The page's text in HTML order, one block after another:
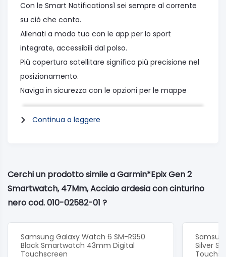
Con le Smart Notifications1 sei sempre al corrente
su ciò che conta.
Allenati a modo tuo con le app per lo sport
integrate, accessibili dal polso.
Più copertura satellitare significa più precisione nel
posizionamento.
Naviga in sicurezza con le opzioni per le mappe
TopoActive disponibili al polso.
sole.
TOUCHSCREEN E PULSANTI
qualsiasi ambiente, sono abbinati a una nuova
interfaccia touchscreen reattiva per un rapido
Continua a leggere
Cerchi un prodotto simile a Garmin*Epix Gen 2
Smartwatch, 47Mm, Acciaio ardesia con cinturino
nero cod. 010-02582-01 ?
Samsung Galaxy Watch 6 SM-R950
Black Smartwatch 43mm Digital
Touchscreen
Silver